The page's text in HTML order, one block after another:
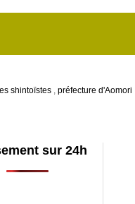
shintoïstes , préfecture d'Aomori
sur 24h